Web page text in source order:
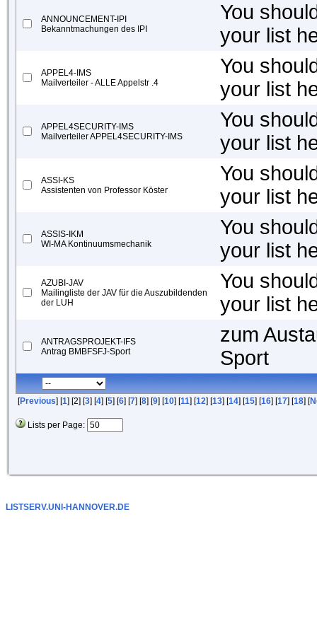
ANNOUNCEMENT-IPI
Bekanntmachungen des IPI
You
your list
APPEL4-IMS
Mailverteiler - ALLE Appelstr .4
You
your list
APPEL4SECURITY-IMS
Mailverteiler APPEL4SECURITY-IMS
You
your list
ASSI-KS
Assistenten von Professor Köster
You
your list
ASSIS-IKM
WI-MA Kontinuumsmechanik
You
your list
AZUBI-JAV
Mailingliste der JAV für die Auszubildenden
der LUH
You
your list
ANTRAGSPROJEKT-IFS
Antrag BMBFSFJ-Sport
zum
Sport
[Previous] [1] [2] [3] [4] [5] [6] [7] [8] [9] [10] [11] [12] [13] [14] [15] [16] [17] [18] [
Lists per Page:
LISTSERV.UNI-HANNOVER.DE